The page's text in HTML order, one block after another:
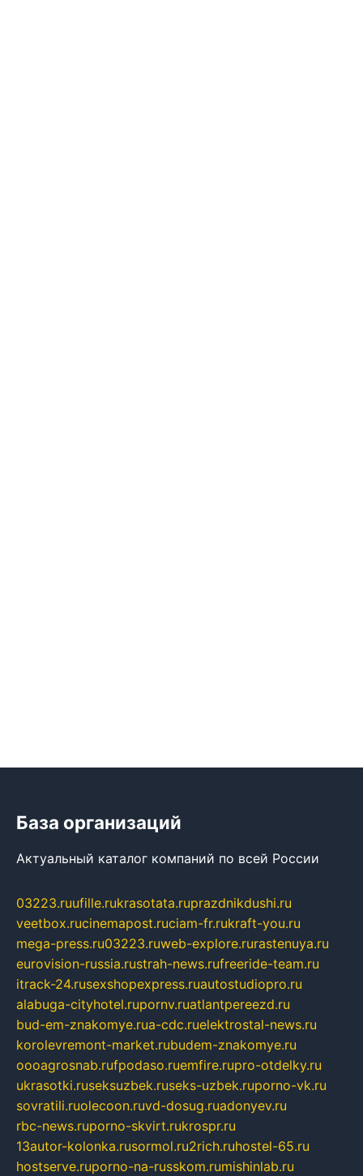
База организаций
Актуальный каталог компаний по всей России
03223.ruufille.rukrasotata.ruprazdnikdushi.ru
veetbox.rucinemapost.ruciam-fr.rukraft-you.ru
mega-press.ru03223.ruweb-explore.rurastenuya.ru
eurovision-russia.rustrah-news.rufreeride-team.ru
itrack-24.rusexshopexpress.ruautostudiopro.ru
alabuga-cityhotel.rupornv.ruatlantpereezd.ru
bud-em-znakomye.rua-cdc.ruelektrostal-news.ru
korolevremont-market.rubudem-znakomye.ru
oooagrosnab.rufpodaso.ruemfire.rupro-otdelky.ru
ukrasotki.ruseksuzbek.ruseks-uzbek.ruporno-vk.ru
sovratili.ruolecoon.ruvd-dosug.ruadonyev.ru
rbc-news.ruporno-skvirt.rukrospr.ru
13autor-kolonka.rusormol.ru2rich.ruhostel-65.ru
hostserve.ruporno-na-russkom.rumishinlab.ru